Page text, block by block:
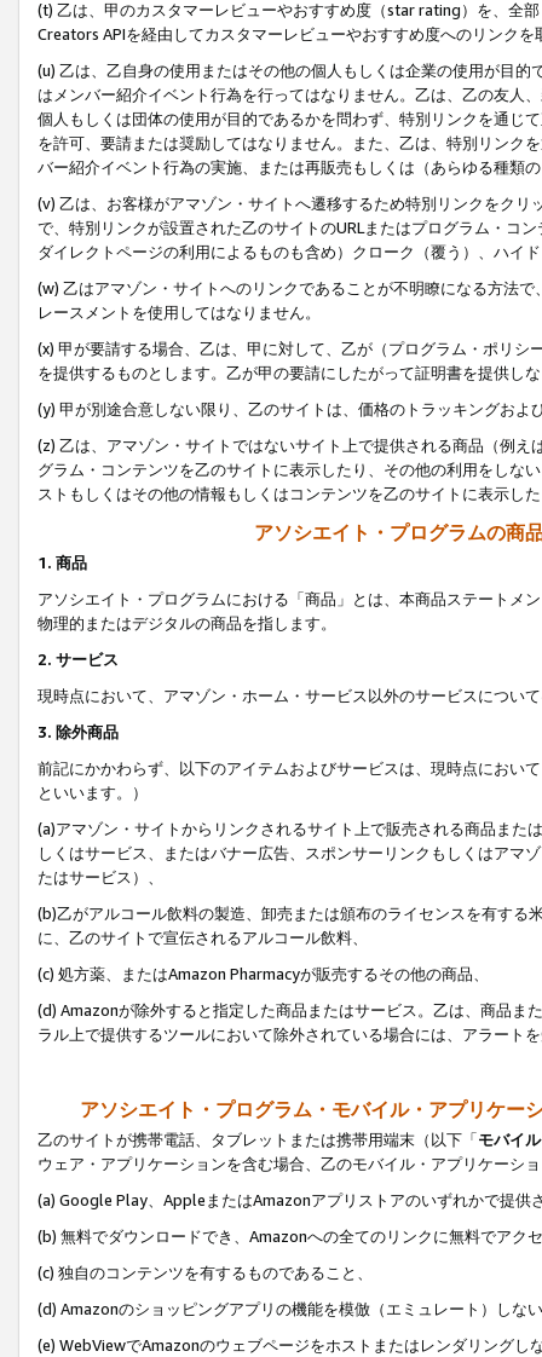
(t) 乙は、甲のカスタマーレビューやおすすめ度（star rating）を、全
Creators APIを経由してカスタマーレビューやおすすめ度へのリンクを
(u) 乙は、乙自身の使用またはその他の個人もしくは企業の使用が目
はメンバー紹介イベント行為を行ってはなりません。乙は、乙の友人
個人もしくは団体の使用が目的であるかを問わず、特別リンクを通じ
を許可、要請または奨励してはなりません。また、乙は、特別リンク
バー紹介イベント行為の実施、または再販売もしくは（あらゆる種類
(v) 乙は、お客様がアマゾン・サイトへ遷移するため特別リンクをク
で、特別リンクが設置された乙のサイトのURLまたはプログラム・コ
ダイレクトページの利用によるものも含め）クローク（覆う）、ハイ
(w) 乙はアマゾン・サイトへのリンクであることが不明瞭になる方法
レースメントを使用してはなりません。
(x) 甲が要請する場合、乙は、甲に対して、乙が（プログラム・ポリ
を提供するものとします。乙が甲の要請にしたがって証明書を提供し
(y) 甲が別途合意しない限り、乙のサイトは、価格のトラッキングお
(z) 乙は、アマゾン・サイトではないサイト上で提供される商品（例
グラム・コンテンツを乙のサイトに表示したり、その他の利用をしな
ストもしくはその他の情報もしくはコンテンツを乙のサイトに表示し
アソシエイト・プログラムの商
1. 商品
アソシエイト・プログラムにおける「商品」とは、本商品ステートメ
物理的またはデジタルの商品を指します。
2. サービス
現時点において、アマゾン・ホーム・サービス以外のサービスについ
3. 除外商品
前記にかかわらず、以下のアイテムおよびサービスは、現時点におい
といいます。）
(a)アマゾン・サイトからリンクされるサイト上で販売される商品ま
しくはサービス、またはバナー広告、スポンサーリンクもしくはアマ
たはサービス）、
(b)乙がアルコール飲料の製造、卸売または頒布のライセンスを有す
に、乙のサイトで宣伝されるアルコール飲料、
(c) 処方薬、またはAmazon Pharmacyが販売するその他の商品、
(d) Amazonが除外すると指定した商品またはサービス。乙は、商品ま
ラル上で提供するツールにおいて除外されている場合には、アラート
アソシエイト・プログラム・モバイル・アプリケー
乙のサイトが携帯電話、タブレットまたは携帯用端末（以下「モバイ
ウェア・アプリケーションを含む場合、乙のモバイル・アプリケーシ
(a) Google Play、AppleまたはAmazonアプリストアのいずれかで提供
(b) 無料でダウンロードでき、Amazonへの全てのリンクに無料でアク
(c) 独自のコンテンツを有するものであること、
(d) Amazonのショッピングアプリの機能を模倣（エミュレート）しな
(e) WebViewでAmazonのウェブページをホストまたはレンダリングし